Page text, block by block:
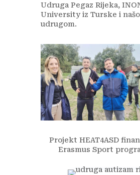
Udruga Pegaz Rijeka,
University iz Turske i
udrugom.
Projekt HEAT4ASD
Erasmus Sport